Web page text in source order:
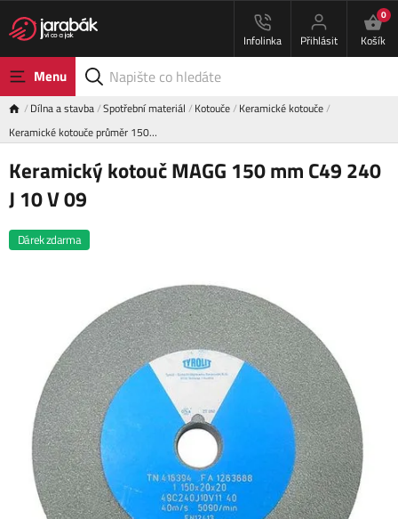
Infolinka Přihlásit
0
Košík
Menu
Dílna a stavba Spotřební materiál Kotouče Keramické kotouče
Keramické kotouče průměr 150…
Keramický kotouč MAGG 150 mm C49 240
J 10 V 09
Dárek zdarma